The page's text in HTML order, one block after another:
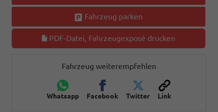
Fahrzeug parken
PDF-Datei, Fahrzeugexposé drucken
Fahrzeug weiterempfehlen
Whatsapp Facebook Twitter Link